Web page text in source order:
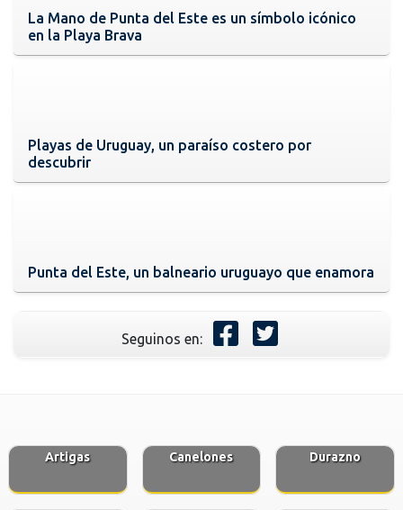
La Mano de Punta del Este es un símbolo icónico
en la Playa Brava
Playas de Uruguay, un paraíso costero por
descubrir
Punta del Este, un balneario uruguayo que enamora
Seguinos en:
Artigas Canelones Durazno